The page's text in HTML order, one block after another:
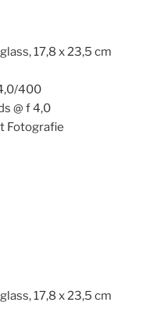
17,8 x 23,5 cm
400
@ f 4,0
Fotografie
17,8 x 23,5 cm